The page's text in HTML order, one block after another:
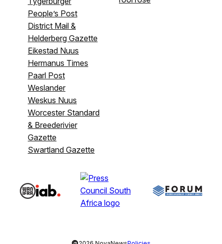
People’s Post
District Mail &
Helderberg Gazette
Eikestad Nuus
Hermanus Times
Paarl Post
Weslander
Weskus Nuus
Worcester Standard
& Breederivier
Gazette
Swartland Gazette